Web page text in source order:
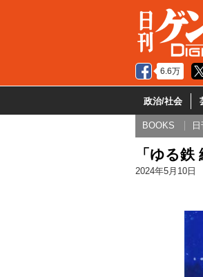
6.6万
政治/社会
BOOKS
「ゆる
2024年5月10日